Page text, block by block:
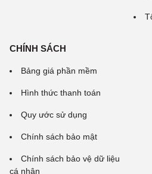
CHÍNH SÁCH
Bảng giá phần mềm
Hình thức thanh toán
Quy ước sử dụng
Chính sách bảo mật
Chính sách bảo vệ dữ liệu
cá nhân